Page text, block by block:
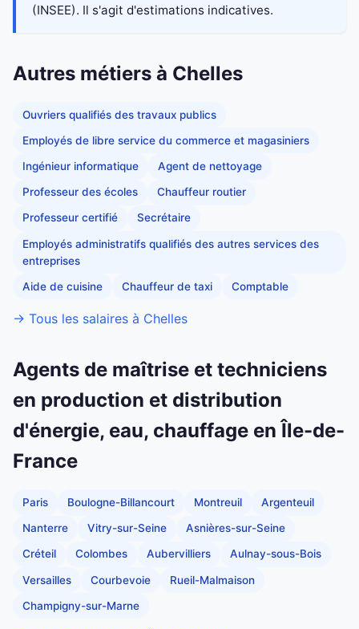
(INSEE). Il s'agit d'estimations indicatives.
Autres métiers à Chelles
Ouvriers qualifiés des travaux publics
Employés de libre service du commerce et magasiniers
Ingénieur informatique Agent de nettoyage
Professeur des écoles Chauffeur routier
Professeur certifié Secrétaire
Employés administratifs qualifiés des autres services des
entreprises
Aide de cuisine Chauffeur de taxi Comptable
→ Tous les salaires à Chelles
Agents de maîtrise et techniciens
en production et distribution
d'énergie, eau, chauffage en Île-de-
France
Paris Boulogne-Billancourt Montreuil Argenteuil
Nanterre Vitry-sur-Seine Asnières-sur-Seine
Créteil Colombes Aubervilliers Aulnay-sous-Bois
Versailles Courbevoie Rueil-Malmaison
Champigny-sur-Marne